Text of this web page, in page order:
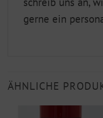
gerne ein
ÄHNLICHE